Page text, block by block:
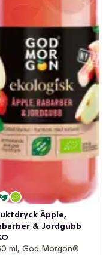
Äpple,
& Jordgubb
ml, God Morgon®